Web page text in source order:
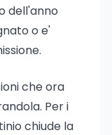
dell'anno
o e'
che ora
Per i
chiude la